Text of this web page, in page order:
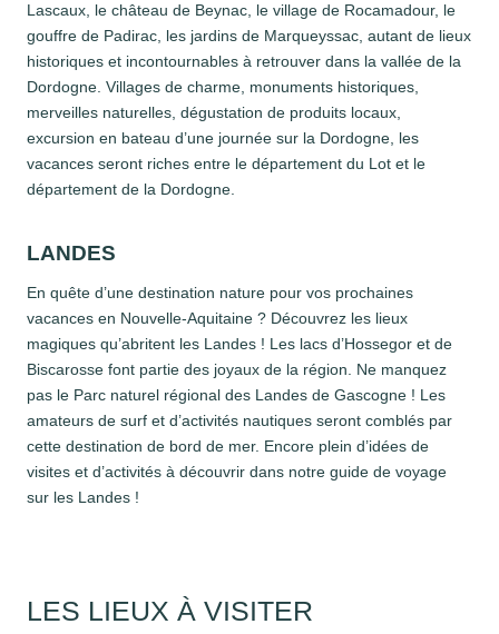
Lascaux, le château de Beynac, le village de Rocamadour, le
gouffre de Padirac, les jardins de Marqueyssac, autant de lieux
historiques et incontournables à retrouver dans la vallée de la
Dordogne. Villages de charme, monuments historiques,
merveilles naturelles, dégustation de produits locaux,
excursion en bateau d’une journée sur la Dordogne, les
vacances seront riches entre le département du Lot et le
département de la Dordogne.
LANDES
En quête d’une destination nature pour vos prochaines
vacances en Nouvelle-Aquitaine ? Découvrez les lieux
magiques qu’abritent les Landes ! Les lacs d’Hossegor et de
Biscarosse font partie des joyaux de la région. Ne manquez
pas le Parc naturel régional des Landes de Gascogne ! Les
amateurs de surf et d’activités nautiques seront comblés par
cette destination de bord de mer. Encore plein d’idées de
visites et d’activités à découvrir dans notre guide de voyage
sur les Landes !
LES LIEUX À VISITER